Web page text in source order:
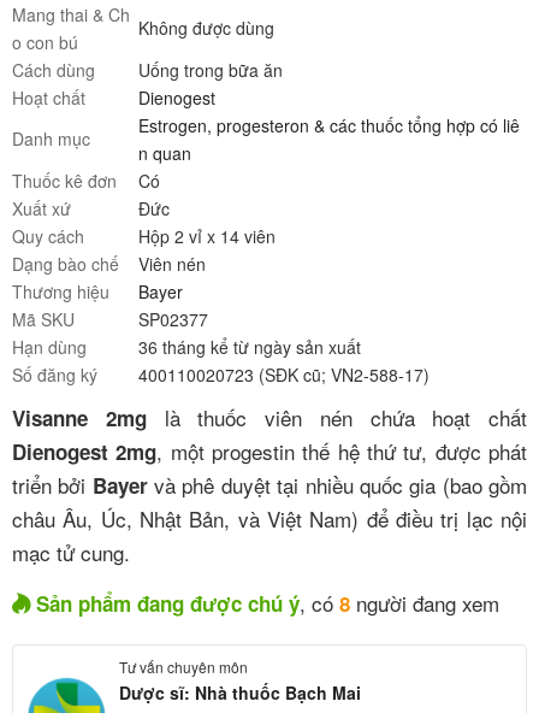
Mang thai & Ch
o con bú
Không được dùng
Cách dùng
Uống trong bữa ăn
Hoạt chất
Dienogest
Danh mục
Estrogen, progesteron & các thuốc tổng hợp có liê
n quan
Thuốc kê đơn
Có
Xuất xứ
Đức
Quy cách
Hộp 2 vỉ x 14 viên
Dạng bào chế
Viên nén
Thương hiệu
Bayer
Mã SKU
SP02377
Hạn dùng
36 tháng kể từ ngày sản xuất
Số đăng ký
400110020723 (SĐK cũ; VN2-588-17)
Visanne 2mglà thuốc viên nén chứa hoạt chất
Dienogest 2mg, một progestin thế hệ thứ tư, được phát
triển bởi Bayervà phê duyệt tại nhiều quốc gia (bao gồm
châu Âu, Úc, Nhật Bản, và Việt Nam) để điều trị lạc nội
mạc tử cung.
Sản phẩm đang được chú ý, có 8 người đang xem
Tư vấn chuyên môn
Dược sĩ: Nhà thuốc Bạch Mai